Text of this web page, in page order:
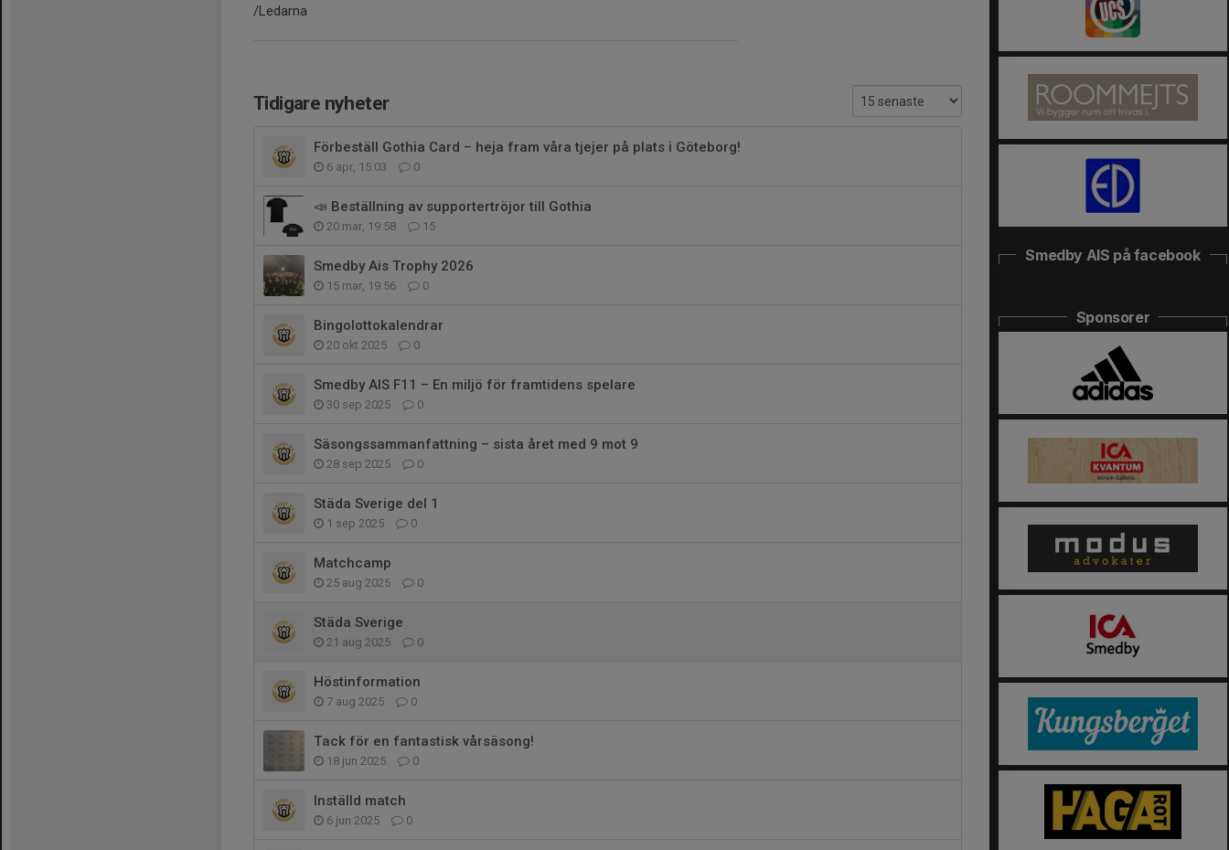
/Ledarna
Tidigare nyheter
Förbeställ Gothia Card – heja fram våra tjejer på plats i Göteborg!
6 apr, 15:03 0
📣 Beställning av supportertröjor till Gothia
20 mar, 19:58 15
Smedby Ais Trophy 2026
15 mar, 19:56 0
Bingolottokalendrar
20 okt 2025 0
Smedby AIS F11 – En miljö för framtidens spelare
30 sep 2025 0
Säsongssammanfattning – sista året med 9 mot 9
28 sep 2025 0
Städa Sverige del 1
1 sep 2025 0
Matchcamp
25 aug 2025 0
Städa Sverige
21 aug 2025 0
Höstinformation
7 aug 2025 0
Tack för en fantastisk vårsäsong!
18 jun 2025 0
Inställd match
6 jun 2025 0
Smedby AIS på facebook
Sponsorer